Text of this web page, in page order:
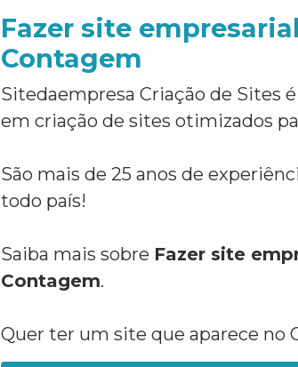
Fazer site
Contagem
Sitedaempresa Criação de Sites
em criação de sites otimizados
São mais de 25 anos de
todo país!
Saiba mais sobre Fazer site
Contagem.
Quer ter um site que aparece no